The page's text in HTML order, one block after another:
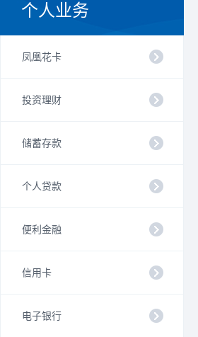
个人业务
凤凰花卡
投资理财
储蓄存款
个人贷款
便利金融
信用卡
电子银行